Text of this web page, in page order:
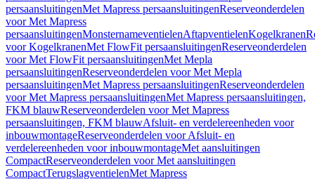
persaansluitingenMet Mapress persaansluitingenReserveonderdelen
voor Met Mapress
persaansluitingenMonsternameventielenAftapventielenKogelkranen
voor KogelkranenMet FlowFit persaansluitingenReserveonderdelen
voor Met FlowFit persaansluitingenMet Mepla
persaansluitingenReserveonderdelen voor Met Mepla
persaansluitingenMet Mapress persaansluitingenReserveonderdelen
voor Met Mapress persaansluitingenMet Mapress persaansluitingen,
FKM blauwReserveonderdelen voor Met Mapress
persaansluitingen, FKM blauwAfsluit- en verdelereenheden voor
inbouwmontageReserveonderdelen voor Afsluit- en
verdelereenheden voor inbouwmontageMet aansluitingen
CompactReserveonderdelen voor Met aansluitingen
CompactTerugslagventielenMet Mapress